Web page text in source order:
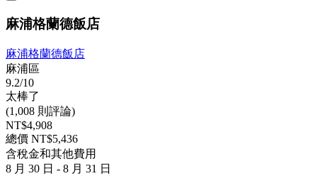
麻浦格蘭德飯店
麻浦格蘭德飯店
麻浦區
9.2/10
太棒了
(1,008 則評論)
NT$4,908
總價 NT$5,436
含稅金和其他費用
8 月 30 日 - 8 月 31 日